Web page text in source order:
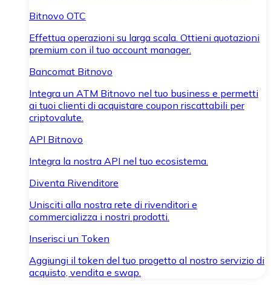
Bitnovo OTC
Effettua operazioni su larga scala. Ottieni quotazioni
premium con il tuo account manager.
Bancomat Bitnovo
Integra un ATM Bitnovo nel tuo business e permetti
ai tuoi clienti di acquistare coupon riscattabili per
criptovalute.
API Bitnovo
Integra la nostra API nel tuo ecosistema.
Diventa Rivenditore
Unisciti alla nostra rete di rivenditori e
commercializza i nostri prodotti.
Inserisci un Token
Aggiungi il token del tuo progetto al nostro servizio di
acquisto, vendita e swap.